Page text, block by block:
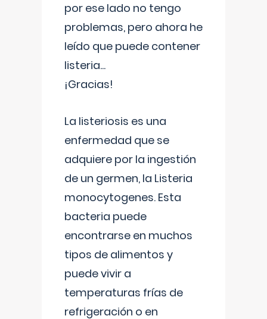
por ese lado no tengo
problemas, pero ahora he
leído que puede contener
listeria...
¡Gracias!
La listeriosis es una
enfermedad que se
adquiere por la ingestión
de un germen, la Listeria
monocytogenes. Esta
bacteria puede
encontrarse en muchos
tipos de alimentos y
puede vivir a
temperaturas frías de
refrigeración o en